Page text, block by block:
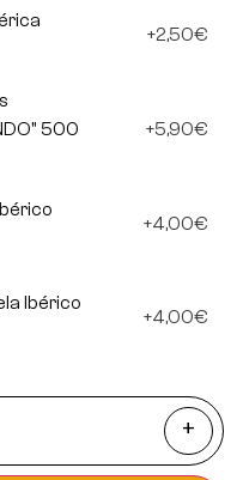
2,50€
500
5,90€
4,00€
Ibérico
4,00€
+